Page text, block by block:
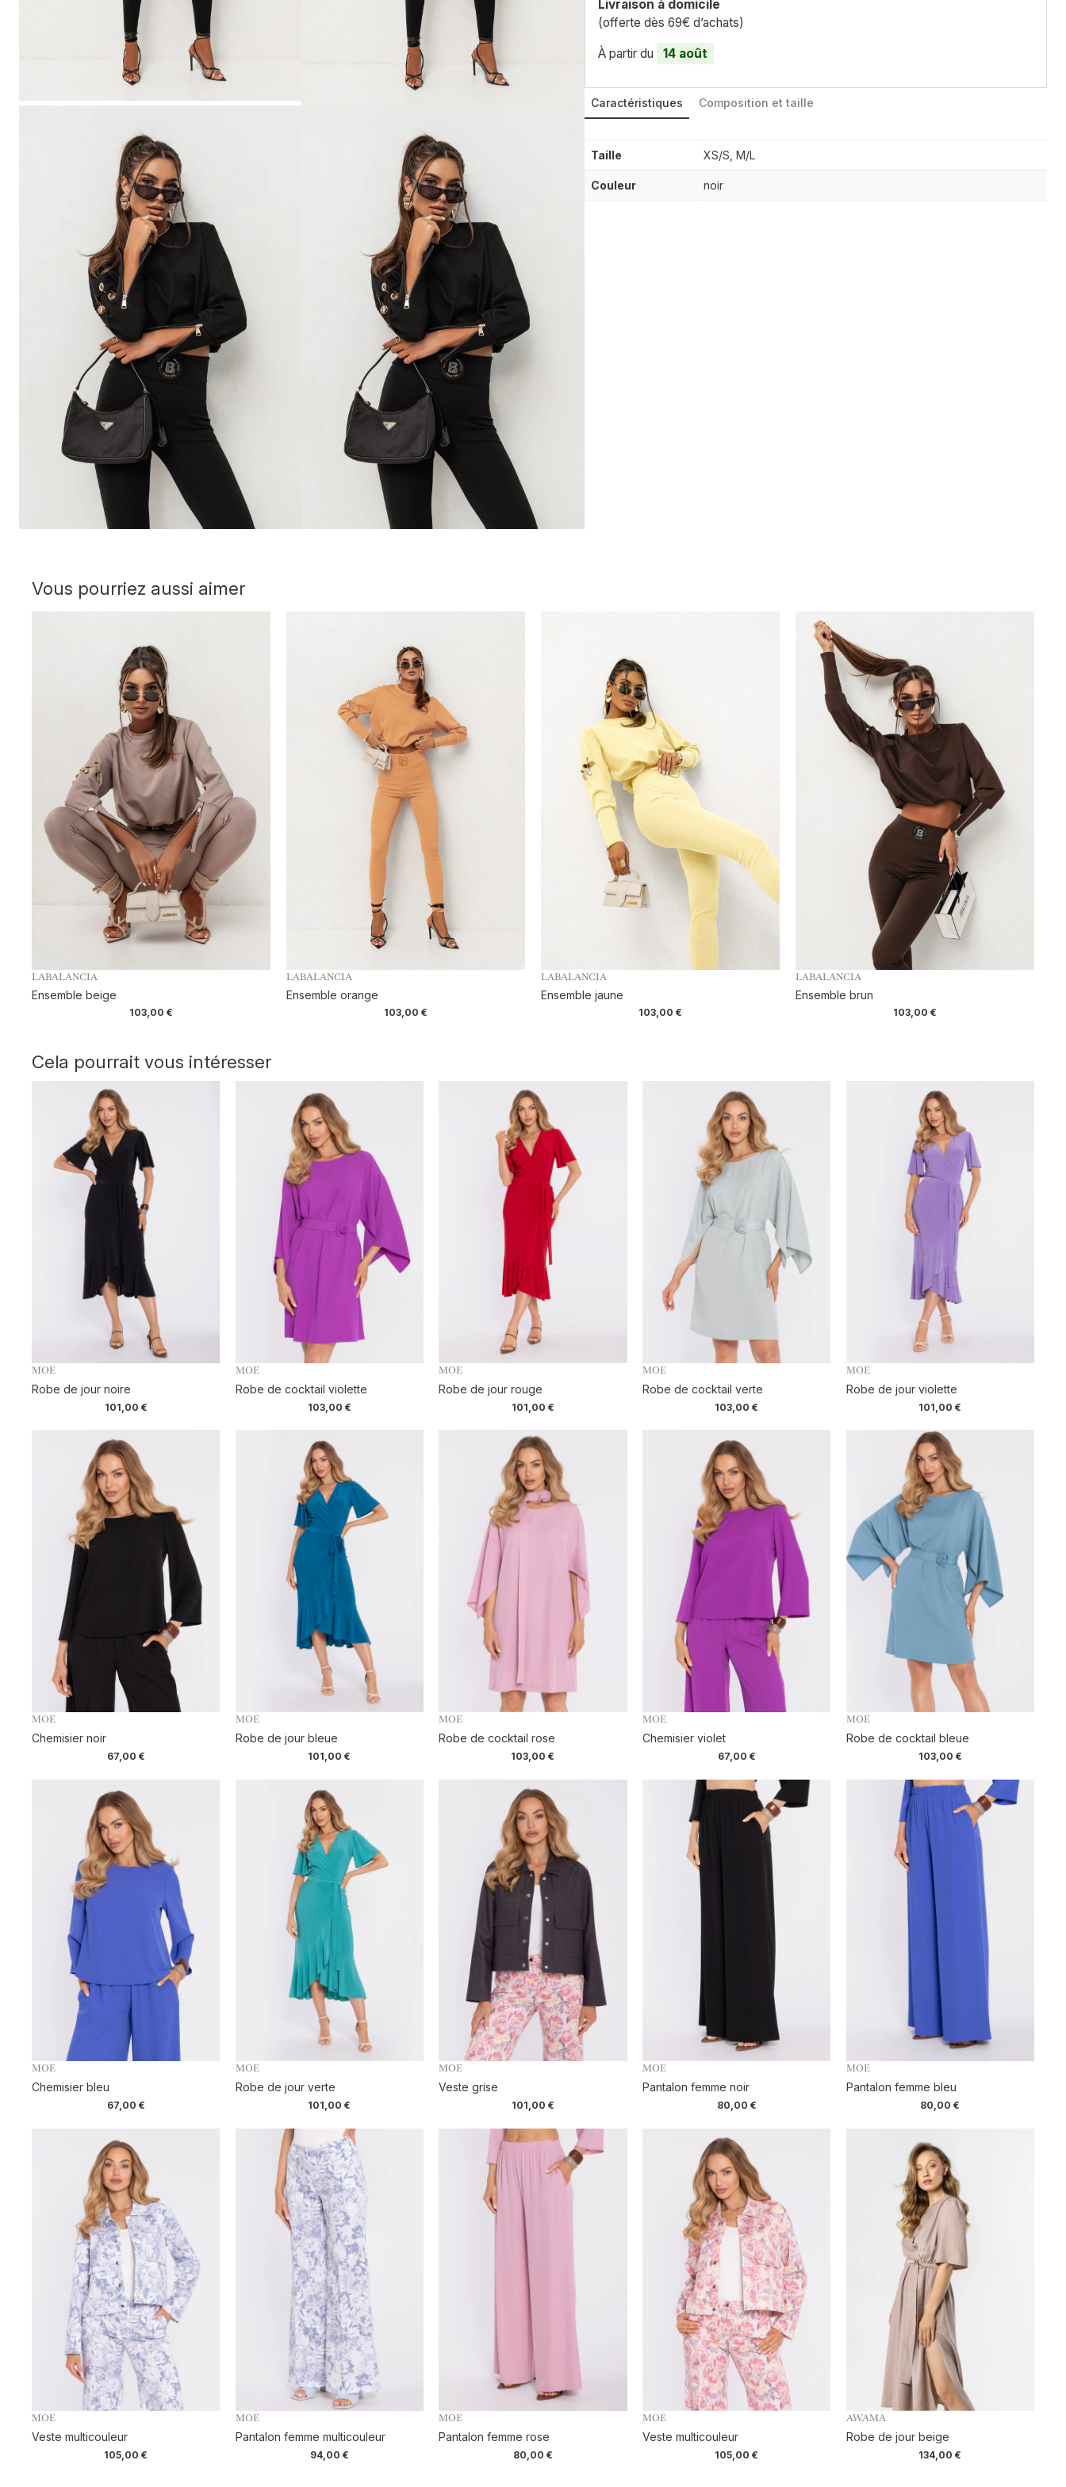
Livraison à domicile
(offerte dès 69€ d’achats)
À partir du 14 août
Caractéristiques Composition et taille
Taille XS/S, M/L
Couleur noir
Vous pourriez aussi aimer
LABALANCIA
Ensemble beige
103,00€
LABALANCIA
Ensemble orange
103,00€
LABALANCIA
Ensemble jaune
103,00 €
LABALANCIA
Ensemble brun
103,00 €
Cela pourrait vous intéresser
MOE
Robe de jour noire
101,00 €
MOE
Robe de cocktail violette
103,00 €
MOE
Robe de jour rouge
101,00 €
MOE
Robe de cocktail verte
103,00€
MOE
Robe de jour violette
101,00€
MOE
Chemisier noir
67,00 €
MOE
Robe de jour bleue
101,00€
MOE
Robe de cocktail rose
103,00€
MOE
Chemisier violet
67,00 €
MOE
Robe de cocktail bleue
103,00 €
MOE
Chemisier bleu
67,00 €
MOE
Robe de jour verte
101,00€
MOE
Veste grise
101,00 €
MOE
Pantalon femme noir
80,00 €
MOE
Pantalon femme bleu
80,00€
MOE
Veste multicouleur
105,00€
MOE
Pantalon femme multicouleur
94,00 €
MOE
Pantalon femme rose
80,00 €
MOE
Veste multicouleur
105,00€
AWAMA
Robe de jour beige
134,00€